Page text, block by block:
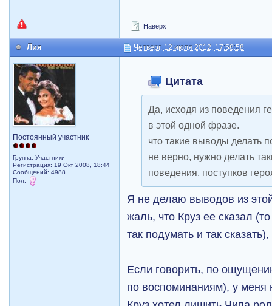
Наверх
Лия Четверг, 12 июля 2012, 17:58:58
Постоянный участник
Группа: Участники
Регистрация: 19 Окт 2008, 18:44
Сообщений: 4988
Пол:
Цитата
Да, исходя из поведения
в этой одной фразе.
что такие выводы делать
не верно, нужно делать
поведения, поступков
Я не делаю выводов из
жаль, что Круз ее сказал
так подумать и так сказать),
Если говорить, по
по воспоминаниям), у